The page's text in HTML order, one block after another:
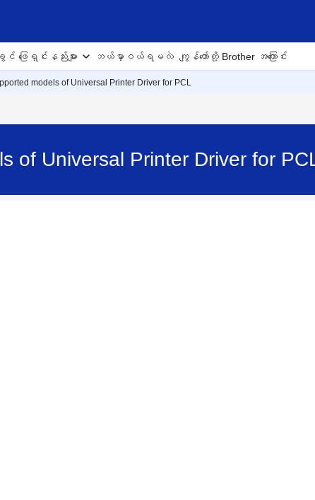
ြေရှင်းနည်းများ ဘယ်မှာဝယ်ရမလဲ ကျွန်တော်တို့ Brother အကြောင်း
models of Universal Printer Driver for PCL
of Universal Printer Driver for